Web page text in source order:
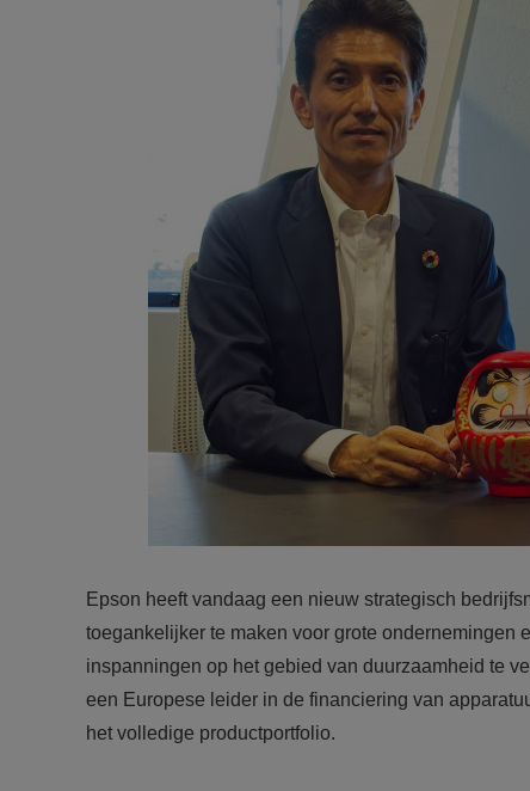
Epson heeft vandaag een nieuw strategisch
toegankelijker te maken voor grote ondernemingen
inspanningen op het gebied van duurzaamheid te
een Europese leider in de financiering van
het volledige productportfolio.